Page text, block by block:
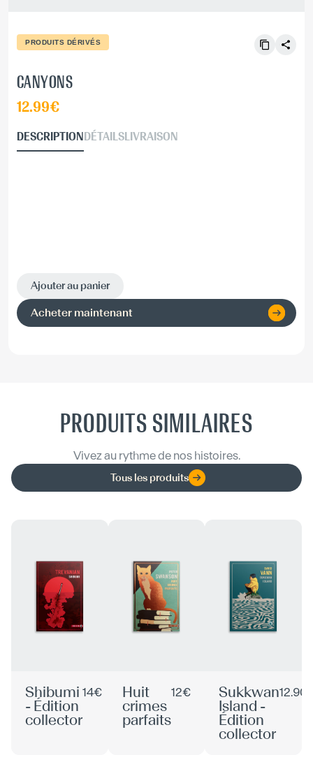
PRODUITS DÉRIVÉS
CANYONS
12.99€
DESCRIPTIONDÉTAILSLIVRAISON
Ajouter au panier
Acheter maintenant
PRODUITS SIMILAIRES
Vivez au rythme de nos histoires.
Tous les produits
Shibumi
- Édition
collector
14€
Huit
crimes
parfaits
12€
Sukkwan
Island -
Édition
collector